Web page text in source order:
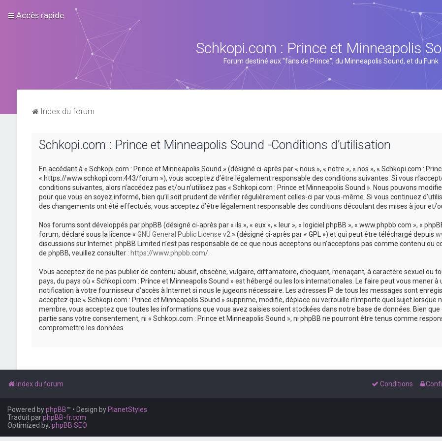
Accès rapide
Schkopi.com : Prince et Minneapolis
Forum destiné aux "fans de Prince", du Minneapolis Sound, et du Funk
Index du forum
Schkopi.com : Prince et Minneapolis Sound -Conditions d’utilisation
En accédant à « Schkopi.com : Prince et Minneapolis Sound » (désigné ci-après par « nous », « notre », « nos », « Schkopi.com :
« https://www.schkopi.com:443/forum »), vous acceptez d’être légalement responsable des conditions suivantes. Si vous
conditions suivantes, alors n’accédez pas et/ou n’utilisez pas « Schkopi.com : Prince et Minneapolis Sound ». Nous pouvons
pour que vous en soyez informé, bien qu’il soit prudent de vérifier régulièrement celles-ci par vous-même. Si vous continuez
des changements ont été effectués, vous acceptez d’être légalement responsable des conditions découlant des mises à jour et/
Nos forums sont développés par phpBB (désigné ci-après par « ils », « eux », « leur », « logiciel phpBB », « www.phpbb.com », «
forum, déclaré sous la licence « GNU General Public License v2 » (désigné ci-après par « GPL ») et qui peut être téléchargé depuis
discussions sur Internet. phpBB Limited n’est pas responsable de ce que nous acceptons ou n’acceptons pas comme contenu
de phpBB, veuillez consulter : https://www.phpbb.com/.
Vous acceptez de ne pas publier de contenu abusif, obscène, vulgaire, diffamatoire, choquant, menaçant, à caractère sexuel ou
pays, du pays où « Schkopi.com : Prince et Minneapolis Sound » est hébergé ou les lois internationales. Le faire peut vous mener
notification à votre fournisseur d’accès à Internet si nous le jugeons nécessaire. Les adresses IP de tous les messages sont
acceptez que « Schkopi.com : Prince et Minneapolis Sound » supprime, modifie, déplace ou verrouille n’importe quel sujet lorsque
membre, vous acceptez que toutes les informations que vous avez saisies soient stockées dans notre base de données. Bien
partie sans votre consentement, ni « Schkopi.com : Prince et Minneapolis Sound », ni phpBB ne pourront être tenus comme
compromettre les données.
Index du forum Conditions
Powered byphpBB™ • Design by PlanetStyles
Traduit parphpBB-fr.com
Optimized by: phpBB SEO